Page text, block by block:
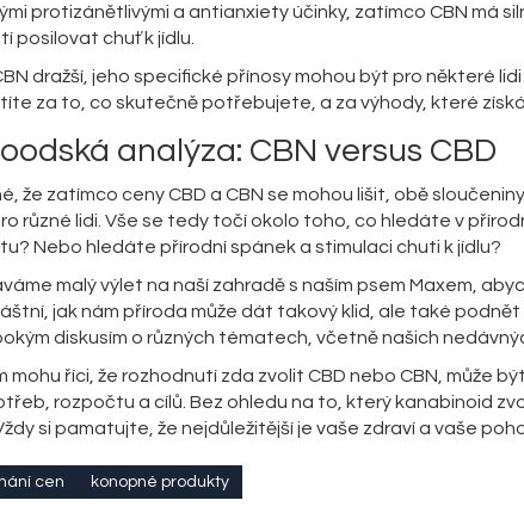
protizánětlivými a antianxiety účinky, zatímco CBN má
posilovat chuť k jídlu.
dražší, jeho specifické přínosy mohou být pro některé
za to, co skutečně potřebujete, a za výhody, které
analýza: CBN versus CBD
že zatímco ceny CBD a CBN se mohou lišit, obě
různé lidi. Vše se tedy točí okolo toho, co hledáte v
Nebo hledáte přírodní spánek a stimulaci chuti k jídlu?
malý výlet na naší zahradě s naším psem Maxem,
jak nám příroda může dát takový klid, ale také podnět
diskusím o různých tématech, včetně našich
říci, že rozhodnutí zda zvolit CBD nebo CBN, může
rozpočtu a cílů. Bez ohledu na to, který kanabinoid
si pamatujte, že nejdůležitější je vaše zdraví a vaše
cen konopné produkty